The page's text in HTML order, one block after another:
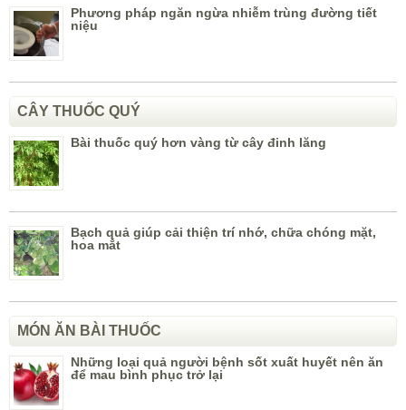
Phương pháp ngăn ngừa nhiễm trùng đường tiết
niệu
CÂY THUỐC QUÝ
Bài thuốc quý hơn vàng từ cây đinh lăng
Bạch quả giúp cải thiện trí nhớ, chữa chóng mặt,
hoa mắt
MÓN ĂN BÀI THUỐC
Những loại quả người bệnh sốt xuất huyết nên ăn
để mau bình phục trở lại